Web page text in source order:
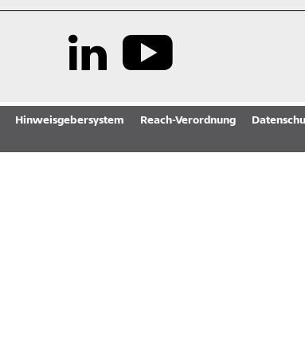
Hinweisgebersystem Reach-Verordnung